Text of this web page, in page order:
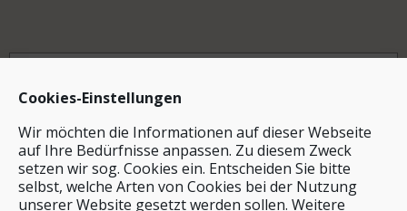
Cookies-Einstellungen
Wir möchten die Informationen auf dieser Webseite
auf Ihre Bedürfnisse anpassen. Zu diesem Zweck
setzen wir sog. Cookies ein. Entscheiden Sie bitte
selbst, welche Arten von Cookies bei der Nutzung
unserer Website gesetzt werden sollen. Weitere
Archiv